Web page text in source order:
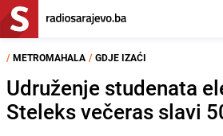
/ METROMAHALA / GDJE IZAĆI
Udruženje studenata
Steleks večeras slavi